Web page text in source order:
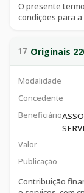
O presente
condições para
projeto tem
intermediários
esse instrumento.
17 Originais
Modalidade
Concedente
Beneficiário
Valor
Publicação
Contribuição